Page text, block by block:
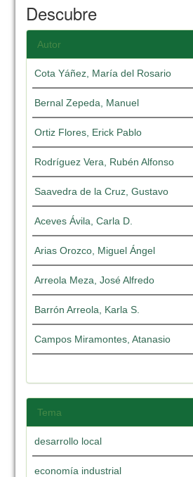
Descubre
Autor
Cota Yáñez, María del Rosario
Bernal Zepeda, Manuel
Ortiz Flores, Erick Pablo
Rodríguez Vera, Rubén Alfonso
Saavedra de la Cruz, Gustavo
Aceves Ávila, Carla D.
Arias Orozco, Miguel Ángel
Arreola Meza, José Alfredo
Barrón Arreola, Karla S.
Campos Miramontes, Atanasio
Tema
desarrollo local
economía industrial